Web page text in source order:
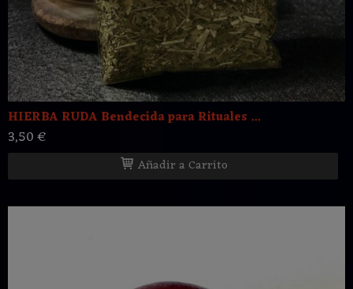
HIERBA RUDA Bendecida para Rituales ...
3,50 €
Añadir a Carrito